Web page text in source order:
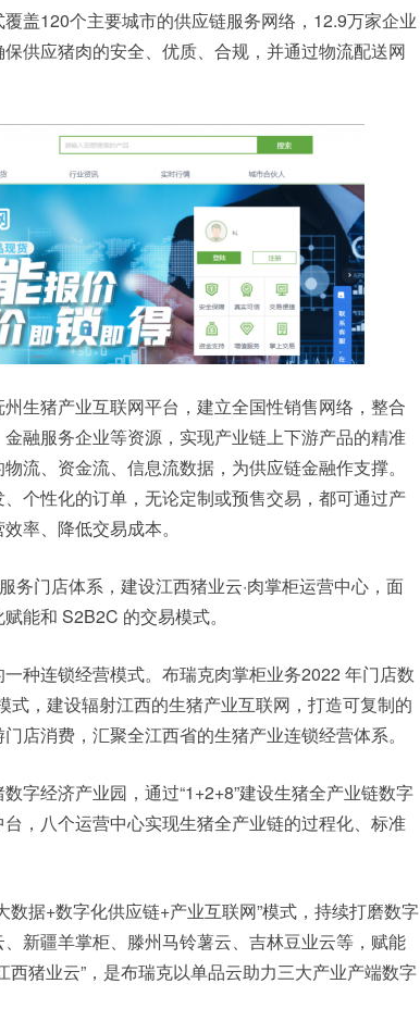
盖120个主要城市的供应链服务网络，12.9万家企业
供应猪肉的安全、优质、合规，并通过物流配送网
生猪产业互联网平台，建立全国性销售网络，整合
融服务企业等资源，实现产业链上下游产品的精准
流、资金流、信息流数据，为供应链金融作支撑。
个性化的订单，无论定制或预售交易，都可通过产
率、降低交易成本。
务门店体系，建设江西猪业云·肉掌柜运营中心，面
能和 S2B2C 的交易模式。
种连锁经营模式。布瑞克肉掌柜业务2022 年门店数
式，建设辐射江西的生猪产业互联网，打造可复制的
店消费，汇聚全江西省的生猪产业连锁经营体系。
字经济产业园，通过“1+2+8”建设生猪全产业链数字
，八个运营中心实现生猪全产业链的过程化、标准
据+数字化供应链+产业互联网”模式，持续打磨数字
新疆羊掌柜、滕州马铃薯云、吉林豆业云等，赋能
猪业云”，是布瑞克以单品云助力三大产业产端数字